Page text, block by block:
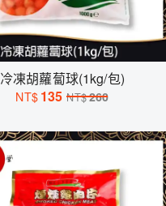
冷凍胡蘿蔔球(1kg/包)
NT$ 135 NT$260